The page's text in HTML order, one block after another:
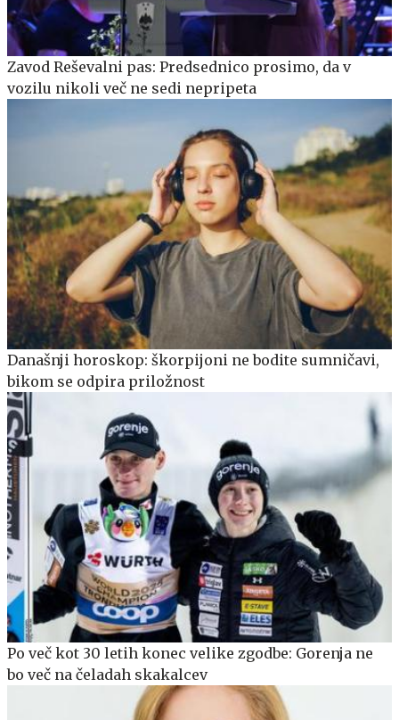
Zavod Reševalni pas: Predsednico prosimo, da v
vozilu nikoli več ne sedi nepripeta
Današnji horoskop: škorpijoni ne bodite sumničavi,
bikom se odpira priložnost
Po več kot 30 letih konec velike zgodbe: Gorenja ne
bo več na čeladah skakalcev